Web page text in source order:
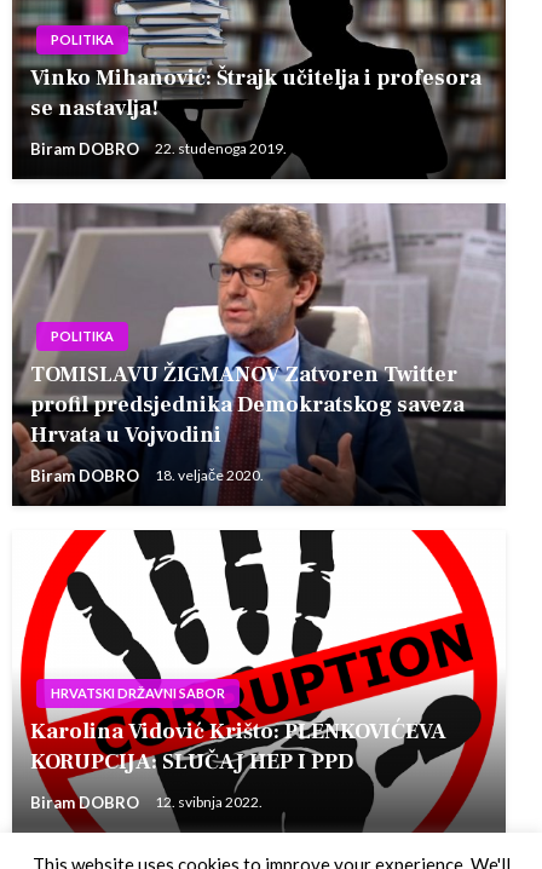
POLITIKA
Vinko Mihanović: Štrajk učitelja i profesora
se nastavlja!
Biram DOBRO 22. studenoga 2019.
POLITIKA
TOMISLAVU ŽIGMANOV Zatvoren Twitter
profil predsjednika Demokratskog saveza
Hrvata u Vojvodini
Biram DOBRO 18. veljače 2020.
HRVATSKI DRŽAVNI SABOR
Karolina Vidović Krišto: PLENKOVIĆEVA
KORUPCIJA: SLUČAJ HEP I PPD
Biram DOBRO 12. svibnja 2022.
This website uses cookies to improve your experience. We'll